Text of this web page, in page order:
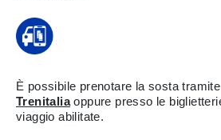
È possibile prenotare la sosta tramite
Trenitaliaoppure presso le
viaggio abilitate.